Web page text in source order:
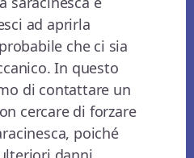
ad aprirla
che ci sia
In questo
di contattare un
cercare di forzare
poiché